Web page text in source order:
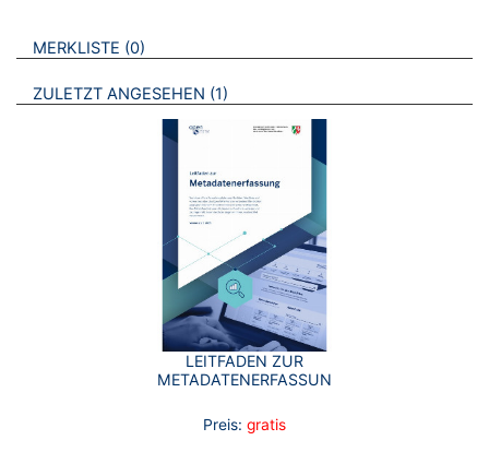
VERWEISE AUF VERMERKTE- ODER ZULETZT ANGESEHENE
MERKLISTE 0 BROSCHÜREN
ZULETZT ANGESEHEN 1 BROSCHÜREN
LEITFADEN ZUR
METADATENERFASSUNG
Preis: gratis